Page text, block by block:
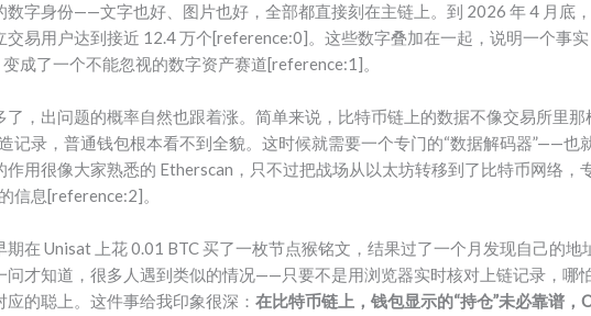
数字身份——文字也好、图片也好，全部都直接刻在主链上。到 2026 年 4 月底
交易用户达到接近 12.4 万个[reference:0]。这些数字叠加在一起，说明一个事
成了一个不能忽视的数字资产赛道[reference:1]。
了，出问题的概率自然也跟着涨。简单来说，比特币链上的数据不像交易所里
记录，普通钱包根本看不到全貌。这时候就需要一个专门的“数据解码器”——也
用很像大家熟悉的 Etherscan，只不过把战场从以太坊转移到了比特币网络，
信息[reference:2]。
在 Unisat 上花 0.01 BTC 买了一枚节点猴铭文，结果过了一个月发现自己的地
问才知道，很多人遇到类似的情况——只要不是用浏览器实时核对上链记录，哪
应的聪上。这件事给我印象很深：在比特币链上，钱包显示的“持仓”未必靠谱